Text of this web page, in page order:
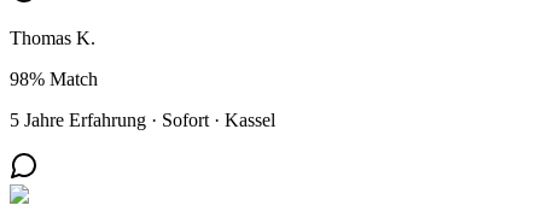
Thomas K.
98% Match
5 Jahre Erfahrung · Sofort · Kassel